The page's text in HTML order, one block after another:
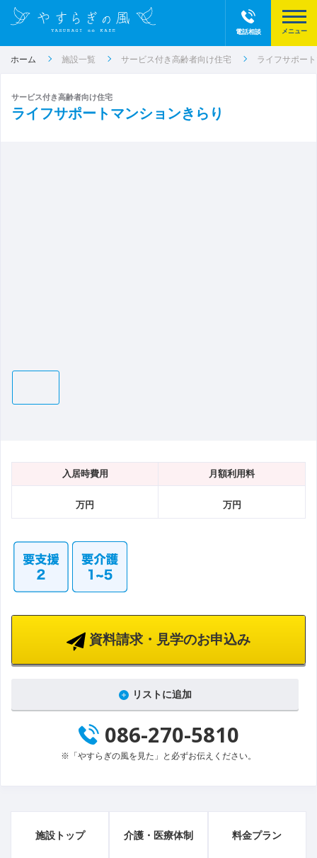
電話相談
ホーム 施設一覧 サービス付き高齢者向け住宅 ライフサポー
サービス付き高齢者向け住宅
ライフサポートマンションきらり
入居時費用 月額利用料
万円 万円
資料請求・見学のお申込み
リストに追加
086-270-5810
※「やすらぎの風を見た」と必ずお伝えください。
施設トップ 介護・医療体制 料金プラン